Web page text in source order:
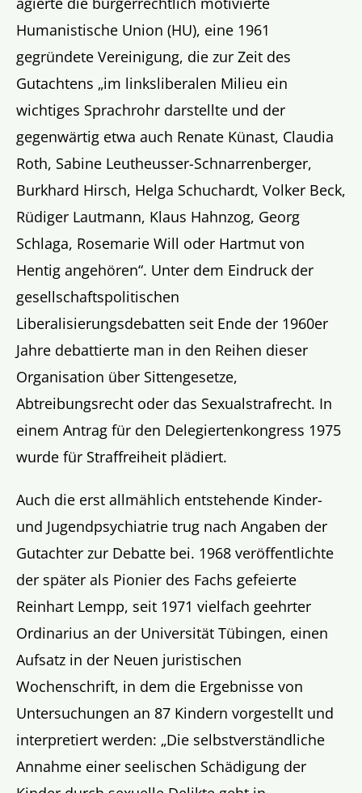
Humanistische Union (HU), eine 1961
gegründete Vereinigung, die zur Zeit des
Gutachtens „im linksliberalen Milieu ein
wichtiges Sprachrohr darstellte und der
gegenwärtig etwa auch Renate Künast, Claudia
Roth, Sabine Leutheusser-Schnarrenberger,
Burkhard Hirsch, Helga Schuchardt, Volker Beck,
Rüdiger Lautmann, Klaus Hahnzog, Georg
Schlaga, Rosemarie Will oder Hartmut von
Hentig angehören“. Unter dem Eindruck der
gesellschaftspolitischen
Liberalisierungsdebatten seit Ende der 1960er
Jahre debattierte man in den Reihen dieser
Organisation über Sittengesetze,
Abtreibungsrecht oder das Sexualstrafrecht. In
einem Antrag für den Delegiertenkongress 1975
wurde für Straffreiheit plädiert.
Auch die erst allmählich entstehende Kinder-
und Jugendpsychiatrie trug nach Angaben der
Gutachter zur Debatte bei. 1968 veröffentlichte
der später als Pionier des Fachs gefeierte
Reinhart Lempp, seit 1971 vielfach geehrter
Ordinarius an der Universität Tübingen, einen
Aufsatz in der Neuen juristischen
Wochenschrift, in dem die Ergebnisse von
Untersuchungen an 87 Kindern vorgestellt und
interpretiert werden: „Die selbstverständliche
Annahme einer seelischen Schädigung der